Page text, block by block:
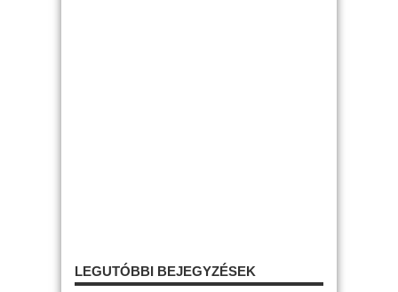
LEGUTÓBBI BEJEGYZÉSEK